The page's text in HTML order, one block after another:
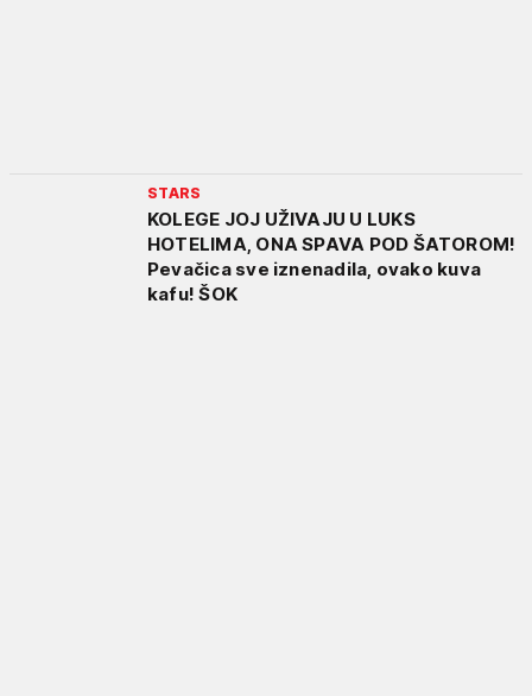
STARS
KOLEGE JOJ UŽIVAJU U LUKS
HOTELIMA, ONA SPAVA POD ŠATOROM!
Pevačica sve iznenadila, ovako kuva
kafu! ŠOK